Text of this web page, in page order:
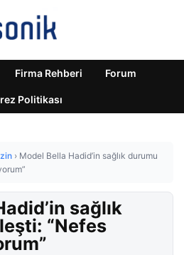
Firma Rehberi Forum
Politikası
› Model Bella Hadid’in sağlık durumu
sağlık
“Nefes